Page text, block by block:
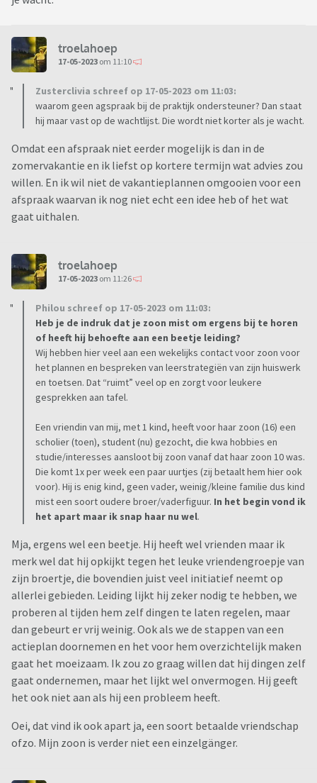
troelahoep
17-05-2023 om 11:10
Zusterclivia schreef op 17-05-2023 om 11:03:
waarom geen agspraak bij de praktijk ondersteuner? Dan staat
hij maar vast op de wachtlijst. Die wordt niet korter als je wacht.
Omdat een afspraak niet eerder mogelijk is dan in de
zomervakantie en ik liefst op kortere termijn wat advies zou
willen. En ik wil niet de vakantieplannen omgooien voor een
afspraak waarvan ik nog niet echt een idee heb of het wat
gaat uithalen.
troelahoep
17-05-2023 om 11:26
Philou schreef op 17-05-2023 om 11:03:
Heb je de indruk dat je zoon mist om ergens bij te horen
of heeft hij behoefte aan een beetje leiding?
Wij hebben hier veel aan een wekelijks contact voor zoon voor
het plannen en bespreken van leerstrategiën van zijn huiswerk
en toetsen. Dat “ruimt” veel op en zorgt voor leukere
gesprekken aan tafel.
Een vriendin van mij, met 1 kind, heeft voor haar zoon (16) een
scholier (toen), student (nu) gezocht, die kwa hobbies en
studie/interesses aansloot bij zoon vanaf dat haar zoon 10 was.
Die komt 1x per week een paar uurtjes (zij betaalt hem hier ook
voor). Hij is enig kind, geen vader, weinig/kleine familie dus kind
mist een soort oudere broer/vaderfiguur. In het begin vond ik
het apart maar ik snap haar nu wel.
Mja, ergens wel een beetje. Hij heeft wel vrienden maar ik
merk wel dat hij opkijkt tegen het leuke vriendengroepje van
zijn broertje, die bovendien juist veel initiatief neemt op
allerlei gebieden. Leiding lijkt hij zeker nodig te hebben, we
proberen al tijden hem zelf dingen te laten regelen, maar
dan gebeurt er vrij weinig. Ook als we de stappen van een
actieplan doornemen en het voor hem overzichtelijk maken
gaat het moeizaam. Ik zou zo graag willen dat hij dingen zelf
gaat ondernemen, maar het lijkt wel onvermogen. Hij geeft
het ook niet aan als hij een probleem heeft.
Oei, dat vind ik ook apart ja, een soort betaalde vriendschap
ofzo. Mijn zoon is verder niet een einzelgänger.